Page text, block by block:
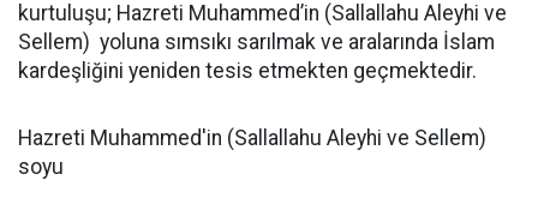
kurtuluşu; Hazreti Muhammed’in (Sallallahu Aleyhi ve
Sellem) yoluna sımsıkı sarılmak ve aralarında İslam
kardeşliğini yeniden tesis etmekten geçmektedir.
Hazreti Muhammed'in (Sallallahu Aleyhi ve Sellem)
soyu